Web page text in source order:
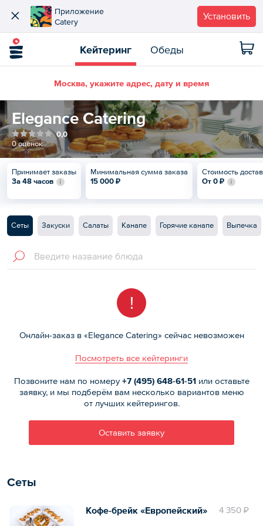
Приложение
Catery
Установить
Кейтеринг Обеды
Москва, укажите адрес, дату и время
Elegance Catering
0,0
0 оценок
Принимает заказы
За 48 часов
Минимальная сумма заказа
15 000 ₽
Стоимость
От 0 ₽
Сеты Закуски Салаты Канапе Горячие канапе Выпечка
!
Онлайн-заказ в «Elegance Catering» сейчас невозможен
Посмотреть все кейтеринги
Позвоните нам по номеру+7 (495) 648-61-51или оставьте
заявку, и мы подберём вам несколько вариантов меню
от лучших кейтерингов.
Оставить заявку
Сеты
4 350 ₽
Кофе-брейк «Европейский»